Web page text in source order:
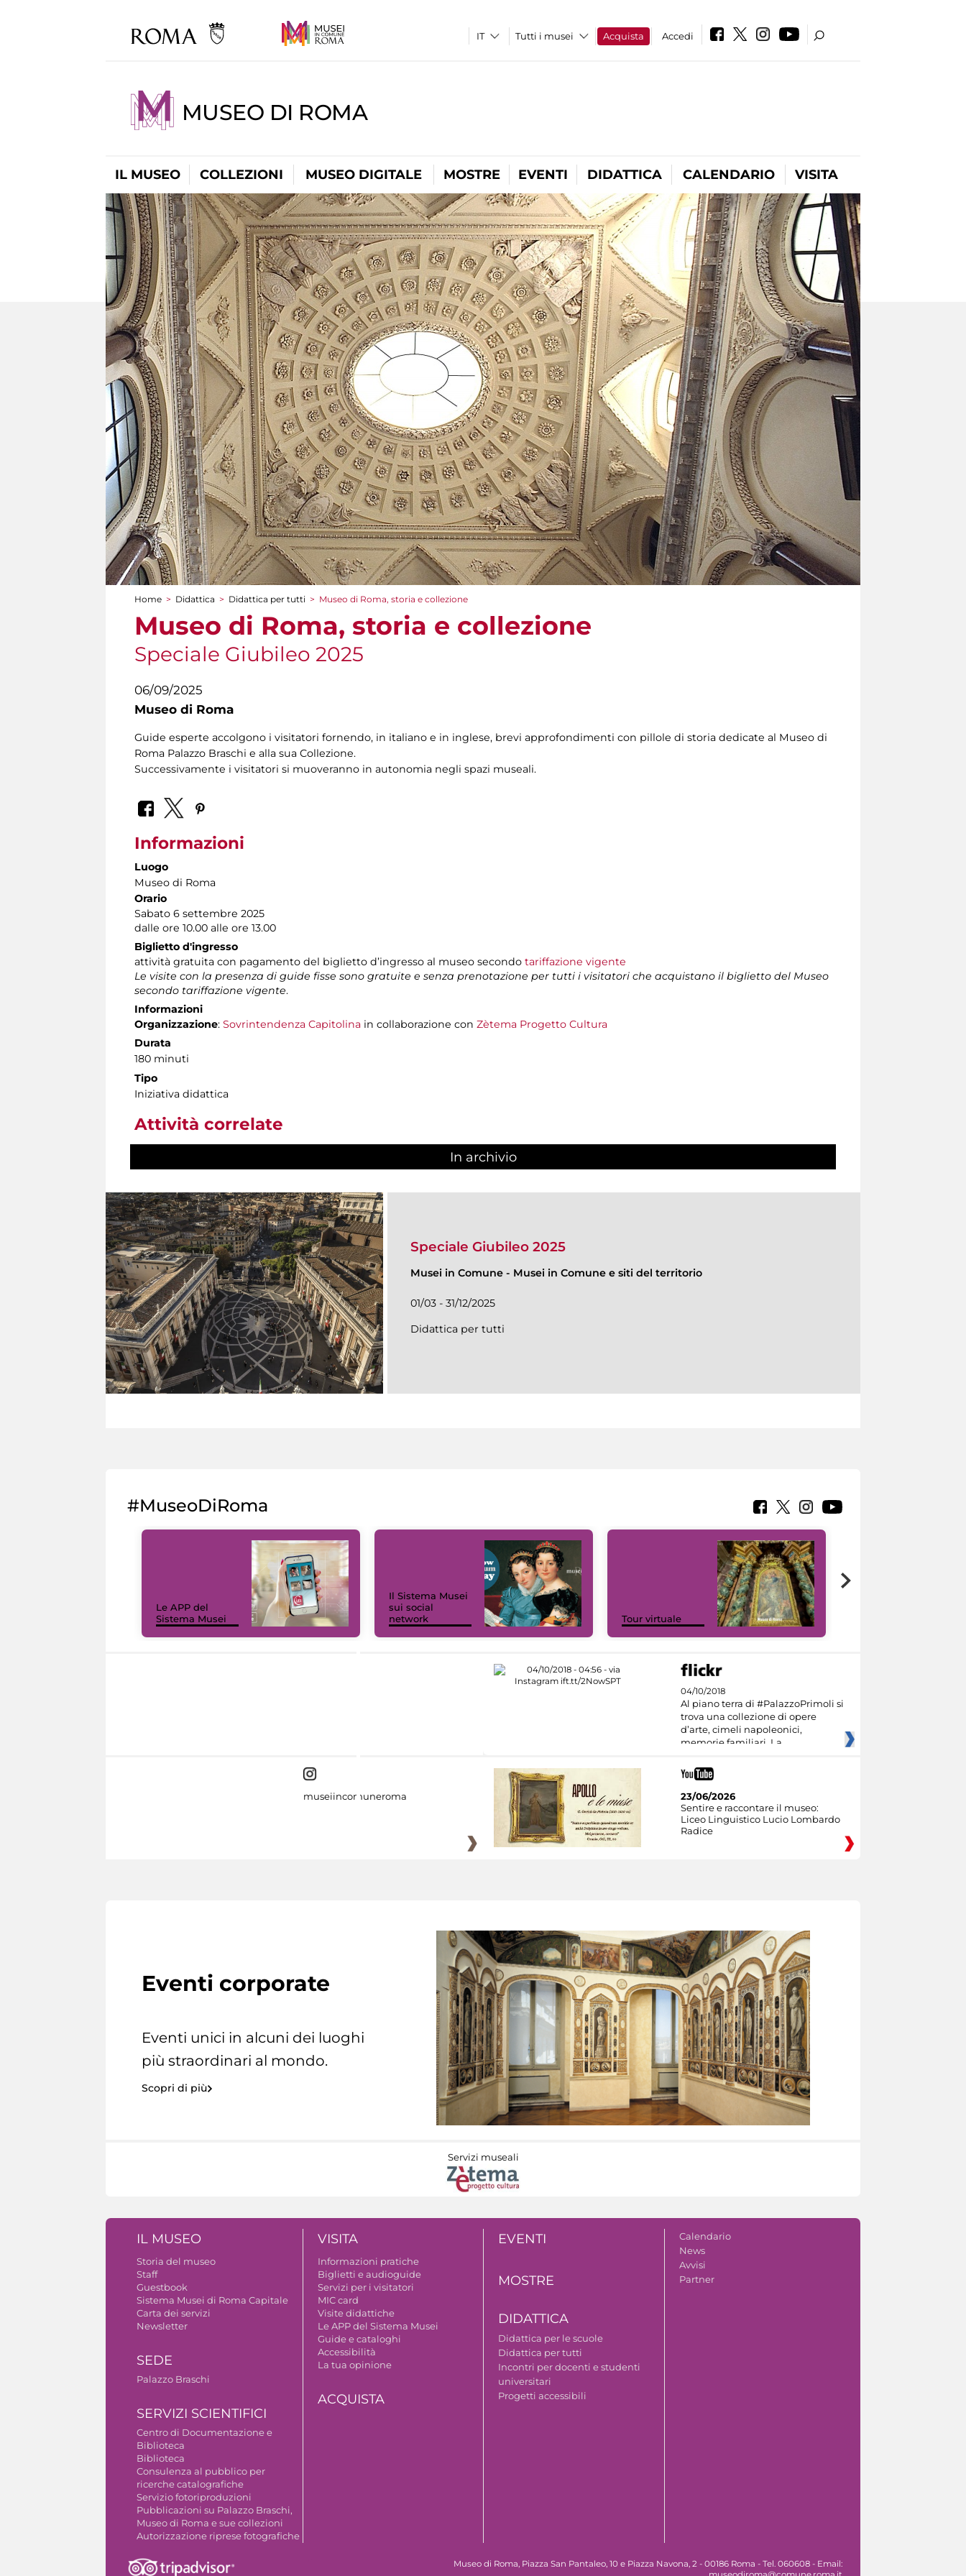
Tutti i musei Acquista Accedi
MUSEO DI ROMA
IL MUSEO COLLEZIONI MUSEO DIGITALE MOSTRE EVENTI DIDATTICA CALENDARIO VISITA
Tu sei qui
Home > Didattica > Didattica per tutti > Museo di Roma, storia e collezione
Museo di Roma, storia e collezione
Speciale Giubileo 2025
06/09/2025
Museo di Roma
Guide esperte accolgono i visitatori fornendo, in italiano e in inglese, brevi approfondimenti con pillole di storia dedicate al Museo di
Roma Palazzo Braschi e alla sua Collezione.
Successivamente i visitatori si muoveranno in autonomia negli spazi museali.
Informazioni
Luogo
Museo di Roma
Orario
Sabato 6 settembre 2025
dalle ore 10.00 alle ore 13.00
Biglietto d'ingresso
attività gratuita con pagamento del biglietto d’ingresso al museo secondo tariffazione vigente
Le visite con la presenza di guide fisse sono gratuite e senza prenotazione per tutti i visitatori che acquistano il biglietto del Museo
secondo tariffazione vigente.
Informazioni
Organizzazione: Sovrintendenza Capitolina in collaborazione con Zètema Progetto Cultura
Durata
180 minuti
Tipo
Iniziativa didattica
Attività correlate
In archivio
Speciale Giubileo 2025
Musei in Comune - Musei in Comune e siti del territorio
01/03 - 31/12/2025
Didattica per tutti
#MuseoDiRoma
Le APP del
Sistema Musei
Il Sistema Musei
sui social
network
Tour virtuale
04/10/2018
Al piano terra di #PalazzoPrimoli si
trova una collezione di opere
d’arte, cimeli napoleonici,
memorie familiari. La
museiincomuneroma
23/06/2026
Sentire e raccontare il museo:
Liceo Linguistico Lucio Lombardo
Radice
Eventi corporate
Eventi unici in alcuni dei luoghi
più straordinari al mondo.
Scopri di più
Servizi museali
IL MUSEO
Storia del museo
Staff
Guestbook
Sistema Musei di Roma Capitale
Carta dei servizi
Newsletter
SEDE
Palazzo Braschi
SERVIZI SCIENTIFICI
Centro di Documentazione e
Biblioteca
Biblioteca
Consulenza al pubblico per
ricerche catalografiche
Servizio fotoriproduzioni
Pubblicazioni su Palazzo Braschi,
Museo di Roma e sue collezioni
Autorizzazione riprese fotografiche
VISITA
Informazioni pratiche
Biglietti e audioguide
Servizi per i visitatori
MIC card
Visite didattiche
Le APP del Sistema Musei
Guide e cataloghi
Accessibilità
La tua opinione
ACQUISTA
EVENTI
MOSTRE
DIDATTICA
Didattica per le scuole
Didattica per tutti
Incontri per docenti e studenti
universitari
Progetti accessibili
Calendario
News
Avvisi
Partner
Museo di Roma, Piazza San Pantaleo, 10 e Piazza Navona, 2 - 00186 Roma - Tel. 060608 - Email: